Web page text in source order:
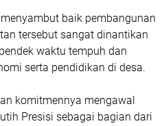
baik pembangunan
tersebut sangat dinantikan
waktu tempuh dan
serta pendidikan di desa.
komitmennya mengawal
Presisi sebagai bagian dari